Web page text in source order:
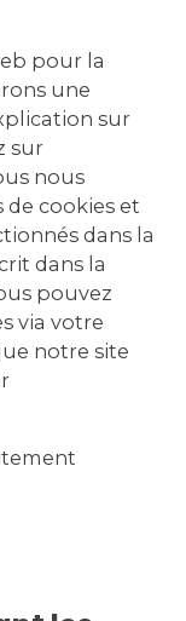
pour la
une
sur
sur
nous
cookies et
dans la
dans la
pouvez
via votre
notre site